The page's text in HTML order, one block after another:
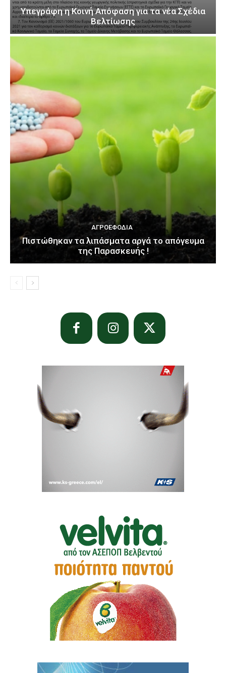
Υπεγράφη η Κοινή Απόφαση για τα νέα Σχέδια
Βελτίωσης
ΑΓΡΟΕΦΌΔΙΑ
Πιστώθηκαν τα λιπάσματα αργά το απόγευμα
της Παρασκευής !